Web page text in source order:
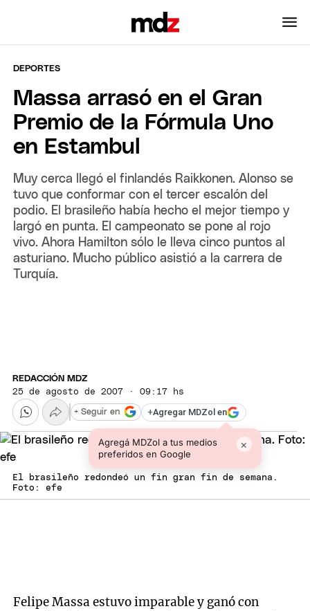
DEPORTES
Massa arrasó en el Gran
Premio de la Fórmula Uno
en Estambul
Muy cerca llegó el finlandés Raikkonen. Alonso se
tuvo que conformar con el tercer escalón del
podio. El brasileño había hecho el mejor tiempo y
largó en punta. El campeonato se pone al rojo
vivo. Ahora Hamilton sólo le lleva cinco puntos al
asturiano. Mucho público asistió a la carrera de
Turquía.
REDACCIÓN MDZ
25 de agosto de 2007 · 09:17 hs
+Agregar MDZol en
Agregá MDZol a tus medios
preferidos en Google
×
+ Seguir en
El brasileño redondeó un fin gran fin de semana.
Foto: efe
Felipe Massa estuvo imparable y ganó con